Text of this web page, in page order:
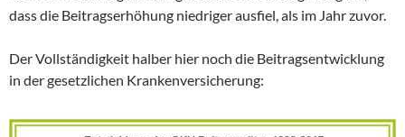
dass die Beitragserhöhung niedriger ausfiel, als im Jahr zuvor.
Der Vollständigkeit halber hier noch die Beitragsentwicklung
in der gesetzlichen Krankenversicherung: